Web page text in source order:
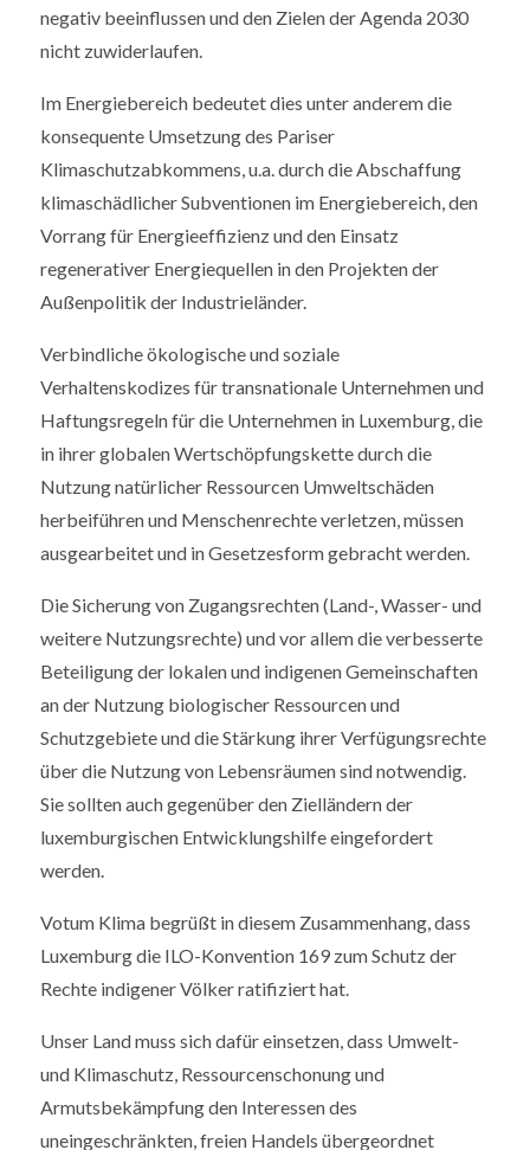
negativ beeinflussen und den Zielen der Agenda 2030
nicht zuwiderlaufen.
Im Energiebereich bedeutet dies unter anderem die
konsequente Umsetzung des Pariser
Klimaschutzabkommens, u.a. durch die Abschaffung
klimaschädlicher Subventionen im Energiebereich, den
Vorrang für Energieeffizienz und den Einsatz
regenerativer Energiequellen in den Projekten der
Außenpolitik der Industrieländer.
Verbindliche ökologische und soziale
Verhaltenskodizes für transnationale Unternehmen und
Haftungsregeln für die Unternehmen in Luxemburg, die
in ihrer globalen Wertschöpfungskette durch die
Nutzung natürlicher Ressourcen Umweltschäden
herbeiführen und Menschenrechte verletzen, müssen
ausgearbeitet und in Gesetzesform gebracht werden.
Die Sicherung von Zugangsrechten (Land-, Wasser- und
weitere Nutzungsrechte) und vor allem die verbesserte
Beteiligung der lokalen und indigenen Gemeinschaften
an der Nutzung biologischer Ressourcen und
Schutzgebiete und die Stärkung ihrer Verfügungsrechte
über die Nutzung von Lebensräumen sind notwendig.
Sie sollten auch gegenüber den Zielländern der
luxemburgischen Entwicklungshilfe eingefordert
werden.
Votum Klima begrüßt in diesem Zusammenhang, dass
Luxemburg die ILO-Konvention 169 zum Schutz der
Rechte indigener Völker ratifiziert hat.
Unser Land muss sich dafür einsetzen, dass Umwelt-
und Klimaschutz, Ressourcenschonung und
Armutsbekämpfung den Interessen des
uneingeschränkten, freien Handels übergeordnet